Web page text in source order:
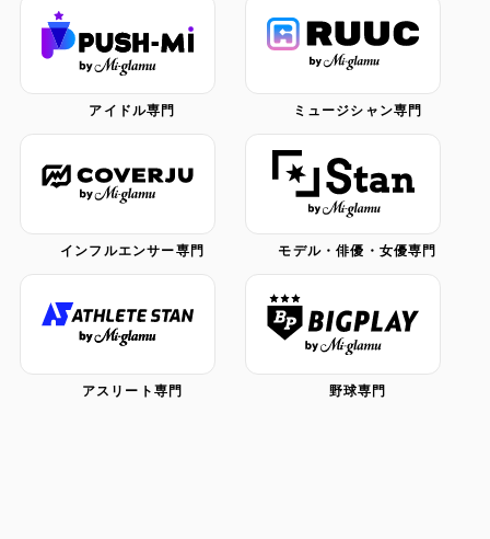
アイドル専門 ミュージシャン専門
インフルエンサー専門 モデル・俳優・女優専門
アスリート専門 野球専門